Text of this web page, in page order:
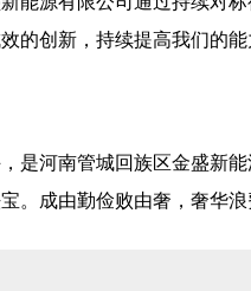
的创新，持续提高我们的
是河南管城回族区金盛新
。成由勤俭败由奢，奢华